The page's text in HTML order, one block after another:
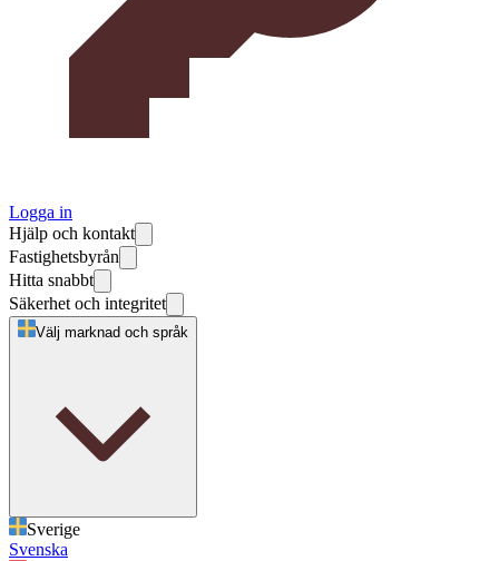
Logga in
Hjälp och kontakt
Fastighetsbyrån
Hitta snabbt
Säkerhet och integritet
Välj marknad och språk
Sverige
Svenska